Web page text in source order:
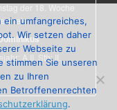
der 18. Woche
A II, Stb: II.
ein umfangreiches,
Wir setzen daher
Webseite zu
stimmen Sie unseren
zu Ihren
Betroffenenrechten
.